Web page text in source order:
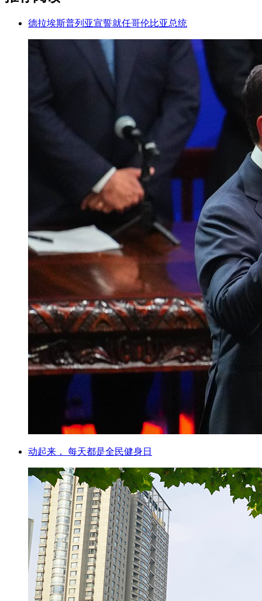
德拉埃斯普列亚宣誓就任哥伦比亚总统
动起来， 每天都是全民健身日